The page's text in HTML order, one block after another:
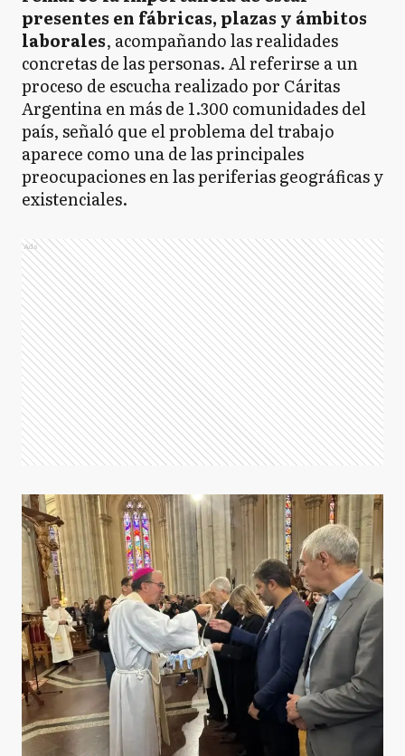
presentes en fábricas, plazas y ámbitos
laborales, acompañando las realidades
concretas de las personas. Al referirse a un
proceso de escucha realizado por Cáritas
Argentina en más de 1.300 comunidades del
país, señaló que el problema del trabajo
aparece como una de las principales
preocupaciones en las periferias geográficas y
existenciales.
Ads